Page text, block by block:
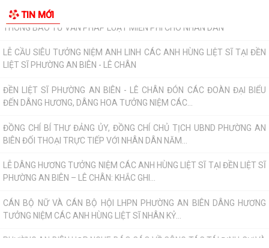
TIN MỚI
PHƯỜNG AN BIÊN – LÊ CHÂN: KHẮC GHI...
TƯỞNG NIỆM CÁC ANH HÙNG LIỆT SĨ NHÂN KỶ...
TIẾN ĐỘ GIẢI PHÓNG MẶT BẰNG DỰ ÁN TUYẾN...
CẢNH KHÓ KHĂN NHÂN KỶ NIỆM 79 NĂM NGÀY...
VÀ LỄ CẦU SIÊU TẠI ĐỀN LIỆT SĨ PHƯỜNG AN...
Người đi bộ an toàn”
79 năm Ngày Thương binh - Liệt...